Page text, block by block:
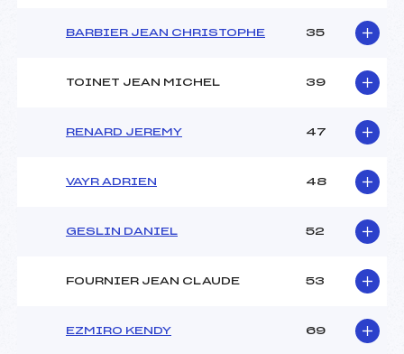
BARBIER JEAN CHRISTOPHE 35
TOINET JEAN MICHEL 39
RENARD JEREMY 47
VAYR ADRIEN 48
GESLIN DANIEL 52
FOURNIER JEAN CLAUDE 53
EZMIRO KENDY 69